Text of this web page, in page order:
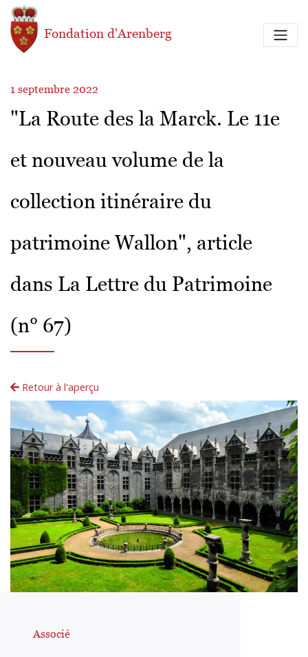
Aller au contenu principal
Fondation d'Arenberg
1 septembre 2022
"La Route des la Marck. Le 11e
et nouveau volume de la
collection itinéraire du
patrimoine Wallon", article
dans La Lettre du Patrimoine
(n° 67)
Retour à l'aperçu
Associé